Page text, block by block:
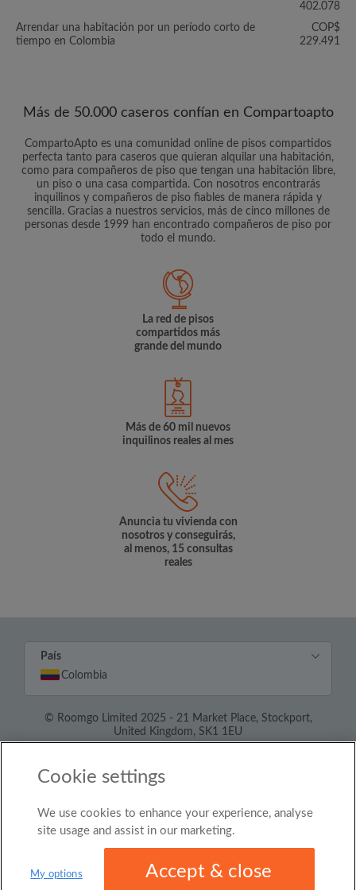
402.078
Arrendar una habitación por un período corto de
tiempo en Colombia
COP$
229.491
Más de 50.000 caseros confían en Compartoapto
CompartoApto es una comunidad online de pisos compartidos
perfecta tanto para caseros que quieran alquilar una habitación,
como para compañeros de piso que tengan una habitación libre,
un piso o una casa compartida. Con nosotros encontrarás
inquilinos y compañeros de piso fiables de manera rápida y
sencilla. Gracias a nuestros servicios, más de cinco millones de
personas desde 1999 han encontrado compañeros de piso por
todo el mundo.
La red de pisos
compartidos más
grande del mundo
Más de 60 mil nuevos
inquilinos reales al mes
Anuncia tu vivienda con
nosotros y conseguirás,
al menos, 15 consultas
reales
País
Colombia
© Roomgo Limited 2025 - 21 Market Place, Stockport,
United Kingdom, SK1 1EU
Cookie settings
We use cookies to enhance your experience, analyse
site usage and assist in our marketing.
My options Accept & close